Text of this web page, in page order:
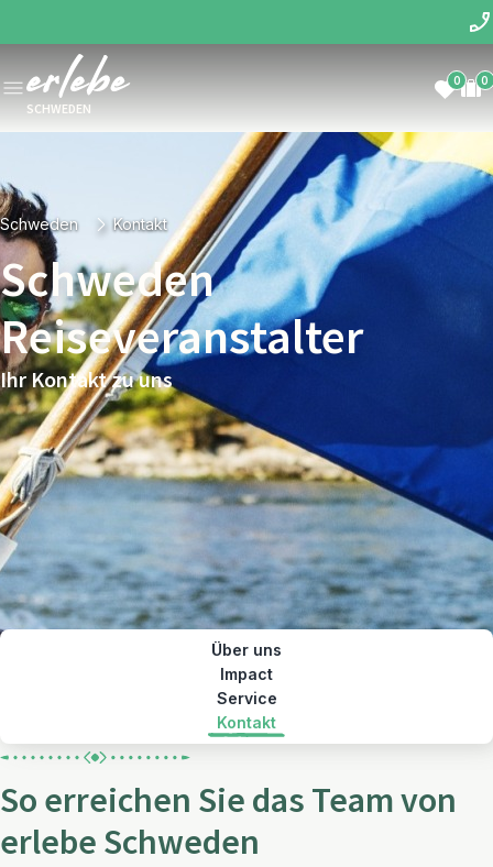
SCHWEDEN
0 0
Schweden Kontakt
Schweden
Reiseveranstalter
Ihr Kontakt zu uns
Über uns
Impact
Service
Kontakt
So erreichen Sie das Team von
erlebe Schweden